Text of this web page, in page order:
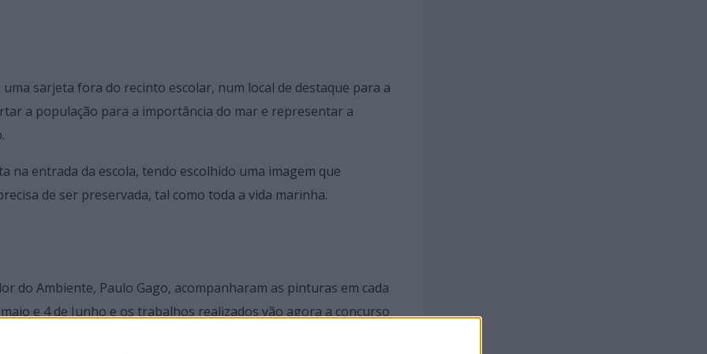
sarjeta fora do recinto escolar, num local de destaque para a
a população para a importância do mar e representar a
na entrada da escola, tendo escolhido uma imagem que
de ser preservada, tal como toda a vida marinha.
do Ambiente, Paulo Gago, acompanharam as pinturas em cada
e 4 de Junho e os trabalhos realizados vão agora a concurso
Bandeira Azul de Ambiente e Educação).